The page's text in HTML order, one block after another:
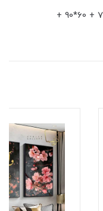
این محصول در چهار سایز 40*60 + 50*70 + 60*90 +